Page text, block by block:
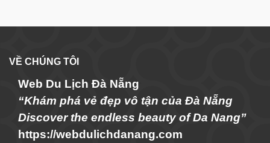
VỀ CHÚNG TÔI
Web Du Lịch Đà Nẵng
“Khám phá vẻ đẹp vô tận của Đà Nẵng
Discover the endless beauty of Da Nang”
https://webdulichdanang.com